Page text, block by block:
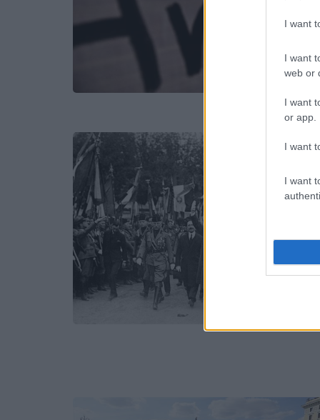
I want
I want
web or
I want
or app.
I want
I want